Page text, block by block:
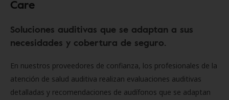
Care
Soluciones auditivas que se adaptan a sus
necesidades y cobertura de seguro.
En nuestros proveedores de confianza, los profesionales de la
atención de salud auditiva realizan evaluaciones auditivas
detalladas y recomendaciones de audífonos que se adaptan